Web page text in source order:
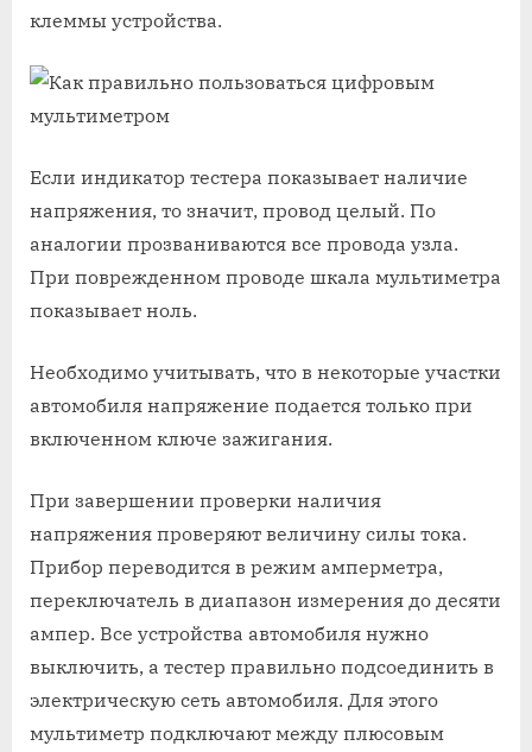
клеммы устройства.
Если индикатор тестера показывает наличие
напряжения, то значит, провод целый. По
аналогии прозваниваются все провода узла.
При поврежденном проводе шкала мультиметра
показывает ноль.
Необходимо учитывать, что в некоторые участки
автомобиля напряжение подается только при
включенном ключе зажигания.
При завершении проверки наличия
напряжения проверяют величину силы тока.
Прибор переводится в режим амперметра,
переключатель в диапазон измерения до десяти
ампер. Все устройства автомобиля нужно
выключить, а тестер правильно подсоединить в
электрическую сеть автомобиля. Для этого
мультиметр подключают между плюсовым